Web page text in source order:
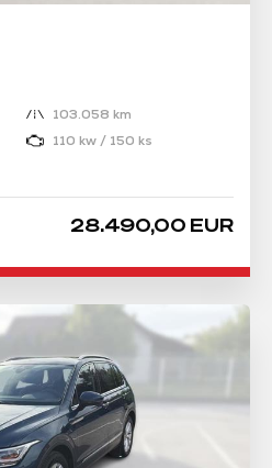
103.058 km
110 kw / 150 ks
28.490,00 EUR